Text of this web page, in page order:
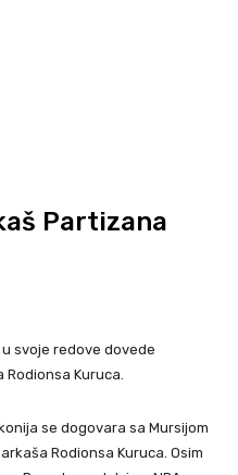
Partizana
svoje redove dovede
Kuruca.
se dogovara sa Mursijom
Rodionsa Kuruca. Osim